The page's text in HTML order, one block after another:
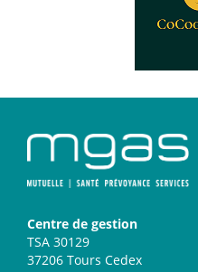
Centre de gestion
TSA 30129
37206 Tours Cedex